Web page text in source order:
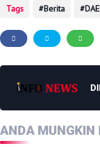
Tags Berita
ANDA MUNGKIN